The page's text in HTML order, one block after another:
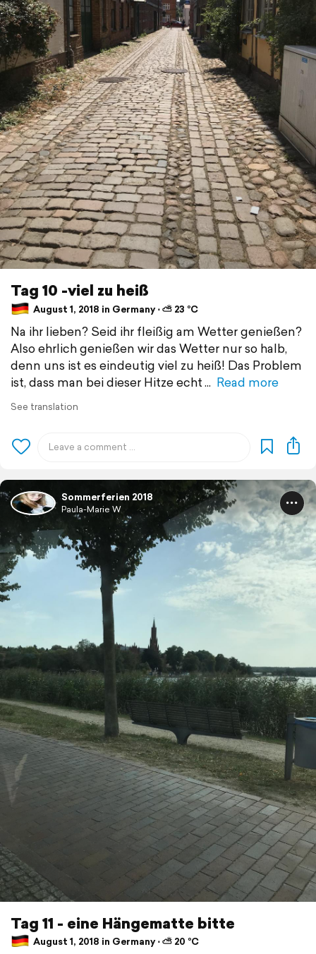
Tag 10 -viel zu heiß
August 1, 2018 in Germany ⋅ ⛅ 23 °C
Na ihr lieben? Seid ihr fleißig am Wetter genießen?
Also ehrlich genießen wir das Wetter nur so halb,
denn uns ist es eindeutig viel zu heiß! Das Problem
ist, dass man bei dieser Hitze echt
Read more
See translation
Sommerferien 2018
Paula-Marie W
Tag 11 - eine Hängematte bitte
August 1, 2018 in Germany ⋅ ⛅ 20 °C